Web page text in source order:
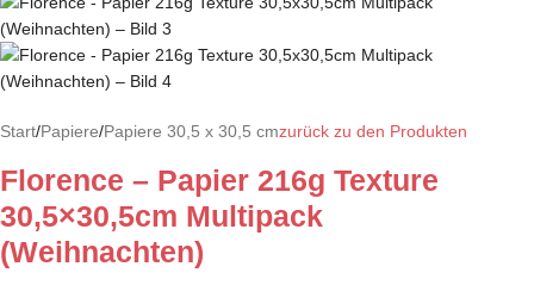
Start/Papiere/Papiere 30,5 x 30,5 cmzurück zu den Produkten
Florence – Papier 216g Texture
30,5×30,5cm Multipack
(Weihnachten)